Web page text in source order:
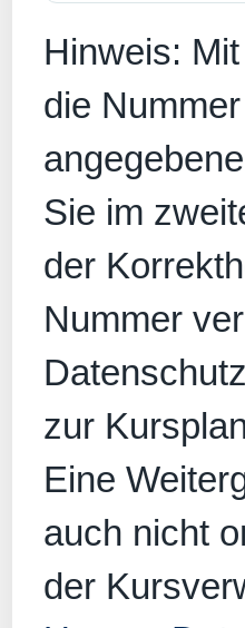
Hinweis:
die
Sie im
der
Nummer
zur
Eine
auch nicht
der